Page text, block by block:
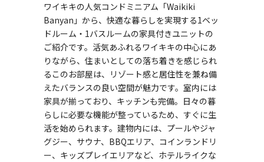
ワイキキの人気コンドミニアム「Waikiki
Banyan」から、快適な暮らしを実現する1ベッ
ドルーム・1バスルームの家具付きユニットの
ご紹介です。活気あふれるワイキキの中心にあ
りながら、住まいとしての落ち着きを感じられ
るこのお部屋は、リゾート感と居住性を兼ね備
えたバランスの良い空間が魅力です。室内には
家具が揃っており、キッチンも完備。日々の暮
らしに必要な機能が整っているため、すぐに生
活を始められます。建物内には、プールやジャ
グジー、サウナ、BBQエリア、コインランドリ
ー、キッズプレイエリアなど、ホテルライクな